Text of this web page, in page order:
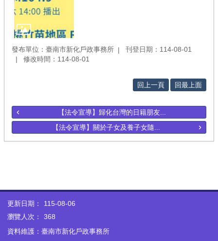
發布單位：臺南市新化戶政事務所
刊登日期：114-08-01
修改時間：114-08-01
回上一頁 回最上面
【法令宣導】歸化台灣的日籍朋友...
【法令宣導】關於子女及養子女隨...
更新日期：
115-08-06
瀏覽人次：
368
資料維護：臺南市新化戶政事務所